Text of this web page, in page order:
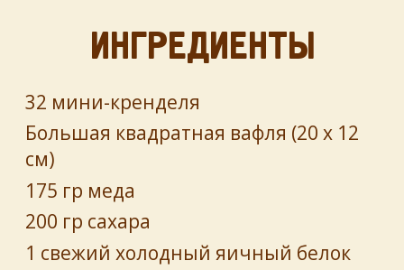
ИНГРЕДИЕНТЫ
32 мини-кренделя
Большая квадратная вафля (20 х 12
см)
175 гр меда
200 гр сахара
1 свежий холодный яичный белок